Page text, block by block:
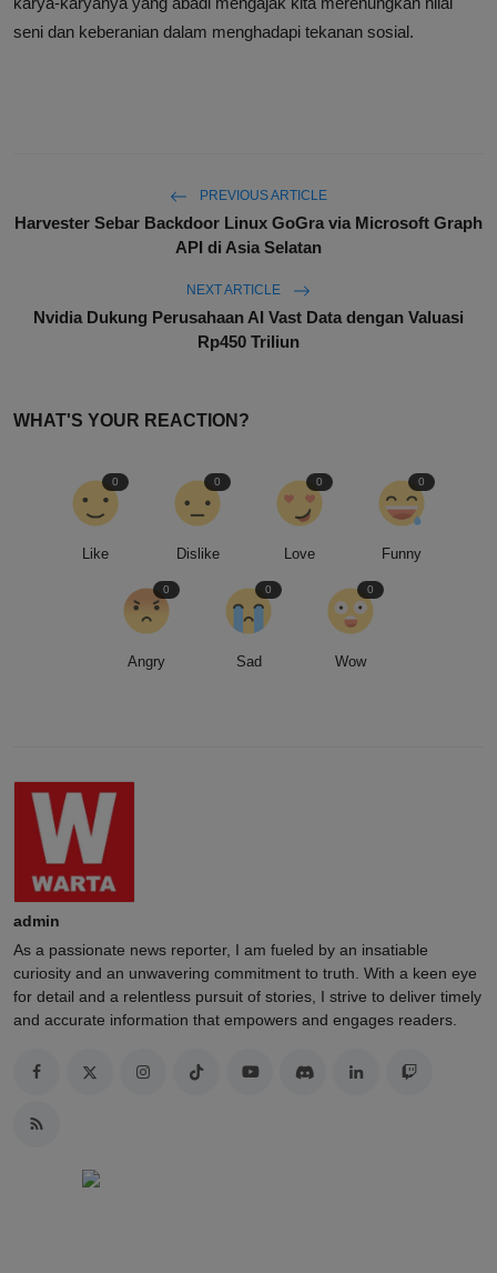
seni dan keberanian dalam menghadapi tekanan sosial.
PREVIOUS ARTICLE
Harvester Sebar Backdoor Linux GoGra via Microsoft Graph
API di Asia Selatan
NEXT ARTICLE
Nvidia Dukung Perusahaan AI Vast Data dengan Valuasi
Rp450 Triliun
WHAT'S YOUR REACTION?
Like
0
Dislike
0
Love
0
Funny
0
Angry
0
Sad
0
Wow
0
admin
As a passionate news reporter, I am fueled by an insatiable
curiosity and an unwavering commitment to truth. With a keen eye
for detail and a relentless pursuit of stories, I strive to deliver timely
and accurate information that empowers and engages readers.